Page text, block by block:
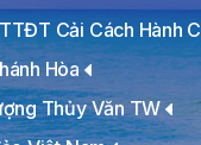
Cải Cách Hành
Hòa
Thủy Văn TW